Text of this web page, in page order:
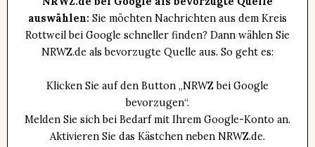
auswählen: Sie möchten Nachrichten aus dem Kreis
Rottweil bei Google schneller finden? Dann wählen Sie
NRWZ.de als bevorzugte Quelle aus. So geht es:
Klicken Sie auf den Button „NRWZ bei Google
bevorzugen“.
Melden Sie sich bei Bedarf mit Ihrem Google-Konto an.
Aktivieren Sie das Kästchen neben NRWZ.de.